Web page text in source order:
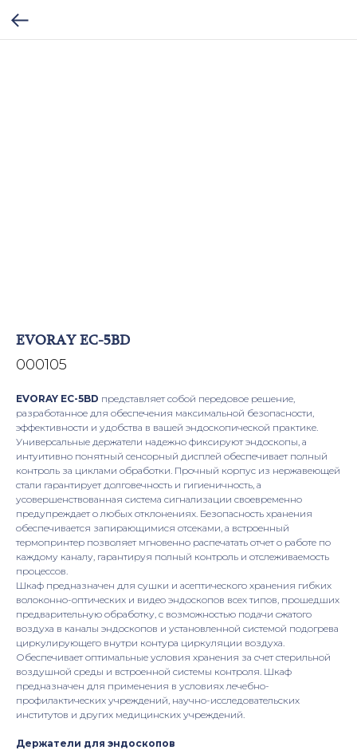
EVORAY EC-5BD
000105
EVORAY EC-5BD представляет собой передовое решение,
разработанное для обеспечения максимальной безопасности,
эффективности и удобства в вашей эндоскопической практике.
Универсальные держатели надежно фиксируют эндоскопы, а
интуитивно понятный сенсорный дисплей обеспечивает полный
контроль за циклами обработки. Прочный корпус из нержавеющей
стали гарантирует долговечность и гигиеничность, а
усовершенствованная система сигнализации своевременно
предупреждает о любых отклонениях. Безопасность хранения
обеспечивается запирающимися отсеками, а встроенный
термопринтер позволяет мгновенно распечатать отчет о работе по
каждому каналу, гарантируя полный контроль и отслеживаемость
процессов.
Шкаф предназначен для сушки и асептического хранения гибких
волоконно-оптических и видео эндоскопов всех типов, прошедших
предварительную обработку, с возможностью подачи сжатого
воздуха в каналы эндоскопов и установленной системой подогрева
циркулирующего внутри контура циркуляции воздуха.
Обеспечивает оптимальные условия хранения за счет стерильной
воздушной среды и встроенной системы контроля. Шкаф
предназначен для применения в условиях лечебно-
профилактических учреждений, научно-исследовательских
институтов и других медицинских учреждений.
Держатели для эндоскопов